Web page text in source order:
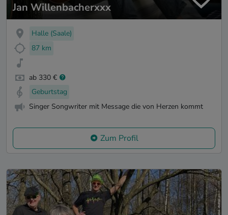
Jan Willenbacherxxx
Halle (Saale)
87 km
ab 330 €
Geburtstag
Singer Songwriter mit Message die von Herzen kommt
Zum Profil